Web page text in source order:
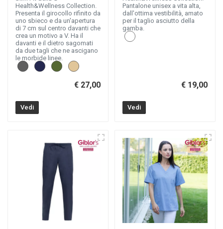
Health&Wellness Collection.
Presenta il girocollo rifinito da
uno sbieco e da un'apertura
di 7 cm sul centro davanti che
crea un motivo a V. Ha il
davanti e il dietro sagomati
da due tagli che ne ascigano
le morbide linee.
€ 27,00
Vedi
Pantalone unisex a vita alta,
dall'ottima vestibilità, amato
per il taglio asciutto della
gamba.
€ 19,00
Vedi